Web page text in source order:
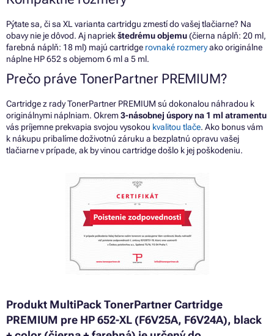
Pýtate sa, či sa XL varianta cartridgu zmestí do vašej tlačiarne? Na
obavy nie je dôvod. Aj napriekštedrému objemu(čierna náplň: 20 ml,
farebná náplň: 18 ml) majú cartridge rovnaké rozmeryako originálne
náplne HP 652 s objemom 6 ml a 5 ml.
Prečo práve TonerPartner PREMIUM?
Cartridge z rady TonerPartner PREMIUM sú dokonalou náhradou k
originálnymi náplniam. Okrem3-násobnej úspory na 1 ml atramentu
vás príjemne prekvapia svojou vysokou kvalitou tlače. Ako bonus vám
k nákupu pribalíme doživotnú záruku a bezplatnú opravu vašej
tlačiarne v prípade, ak by vinou cartridge došlo k jej poškodeniu.
Produkt MultiPack TonerPartner Cartridge
PREMIUM pre HP 652-XL (F6V25A, F6V24A), black